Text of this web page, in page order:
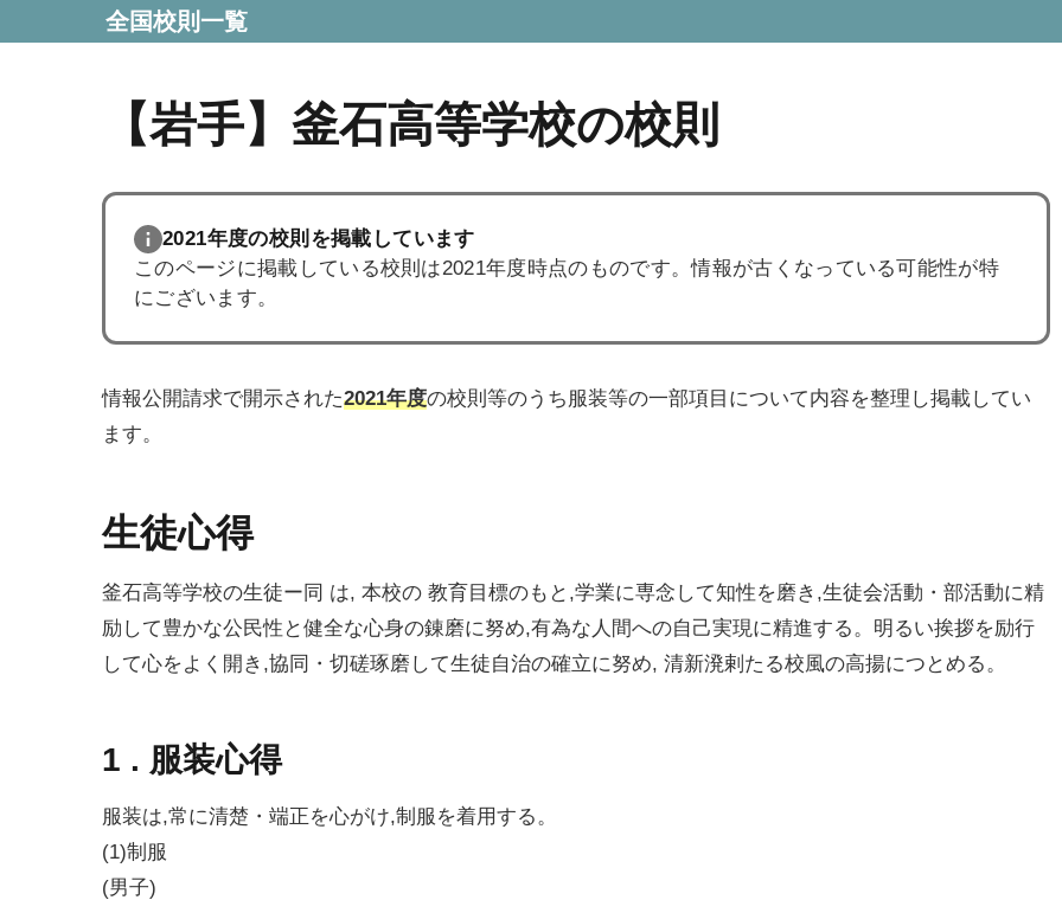
全国校則一覧
【岩手】釜石高等学校の校則
2021年度の校則を掲載しています
このページに掲載している校則は2021年度時点のものです。情報が古くなっている可能性が特
にございます。
情報公開請求で開示された2021年度の校則等のうち服装等の一部項目について内容を整理し掲載してい
ます。
生徒心得
釜石高等学校の生徒ー同 は, 本校の 教育目標のもと,学業に専念して知性を磨き,生徒会活動・部活動に精
励して豊かな公民性と健全な心身の錬磨に努め,有為な人間への自己実現に精進する。明るい挨拶を励行
して心をよく開き,協同・切磋琢磨して生徒自治の確立に努め, 清新溌剌たる校風の高揚につとめる。
1 . 服装心得
服装は,常に清楚・端正を心がけ,制服を着用する。
(1)制服
(男子)